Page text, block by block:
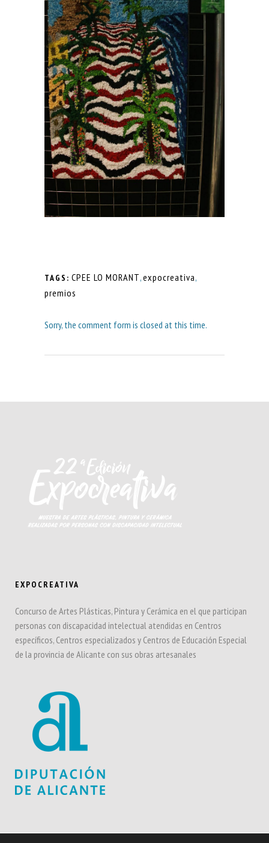
TAGS: CPEE LO MORANT,expocreativa,
premios
Sorry, the comment form is closed at this time.
EXPOCREATIVA
Concurso de Artes Plásticas, Pintura y Cerámica en el que participan
personas con discapacidad intelectual atendidas en Centros
específicos, Centros especializados y Centros de Educación Especial
de la provincia de Alicante con sus obras artesanales
Contacta